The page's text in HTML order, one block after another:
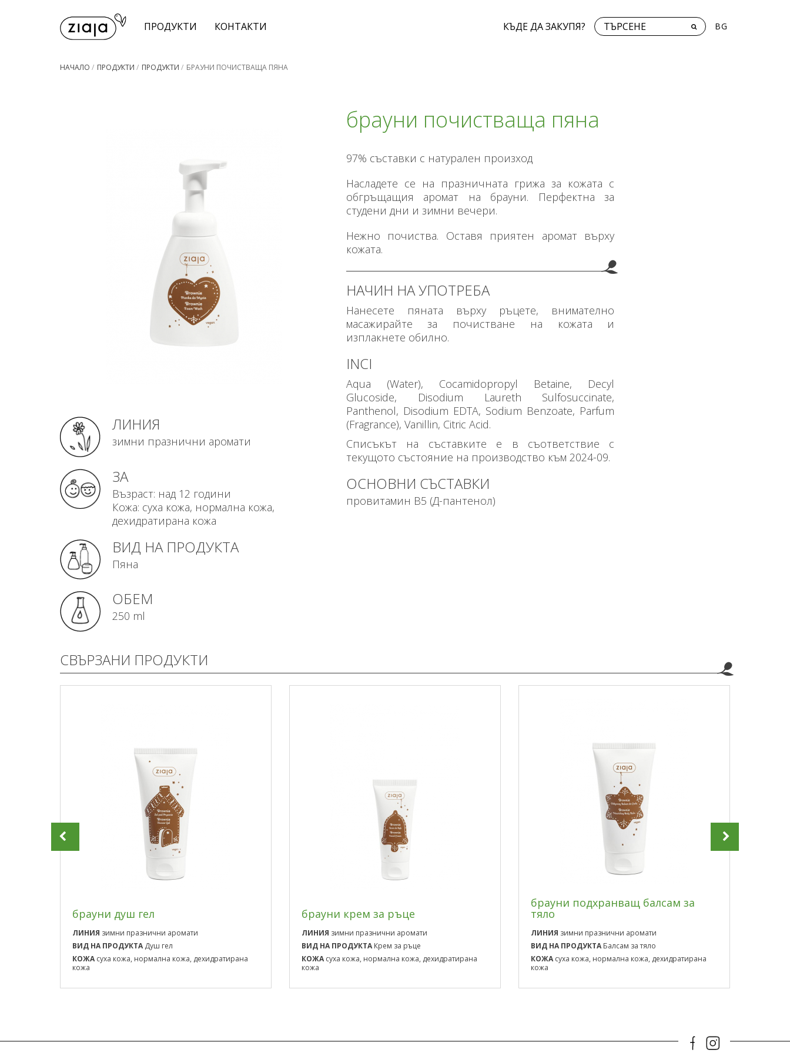
ПРОДУКТИ КОНТАКТИ КЪДЕ ДА ЗАКУПЯ? BG
НАЧАЛО / ПРОДУКТИ / ПРОДУКТИ / БРАУНИ ПОЧИСТВАЩА ПЯНА
ЛИНИЯ
зимни празнични аромати
ЗА
Възраст: над 12 години
Кожа: суха кожа, нормална кожа,
дехидратирана кожа
ВИД НА ПРОДУКТА
Пяна
ОБЕМ
250 ml
брауни почистваща пяна
97% съставки с натурален произход
Насладете се на празничната грижа за кожата с
обгръщащия аромат на брауни. Перфектна за
студени дни и зимни вечери.
Нежно почиства. Оставя приятен аромат върху
кожата.
НАЧИН НА УПОТРЕБА
Нанесете пяната върху ръцете, внимателно
масажирайте за почистване на кожата и
изплакнете обилно.
INCI
Aqua (Water), Cocamidopropyl Betaine, Decyl
Glucoside, Disodium Laureth Sulfosuccinate,
Panthenol, Disodium EDTA, Sodium Benzoate, Parfum
(Fragrance), Vanillin, Citric Acid.
Списъкът на съставките е в съответствие с
текущото състояние на производство към 2024-09.
ОСНОВНИ СЪСТАВКИ
провитамин В5 (Д-пантенол)
СВЪРЗАНИ ПРОДУКТИ
брауни душ гел
ЛИНИЯ зимни празнични аромати
ВИД НА ПРОДУКТА Душ гел
КОЖА суха кожа, нормална кожа, дехидратирана
кожа
брауни крем за ръце
ЛИНИЯ зимни празнични аромати
ВИД НА ПРОДУКТА Крем за ръце
КОЖА суха кожа, нормална кожа, дехидратирана
кожа
брауни подхранващ балсам за
тяло
ЛИНИЯ зимни празнични аромати
ВИД НА ПРОДУКТА Балсам за тяло
КОЖА суха кожа, нормална кожа, дехидратирана
кожа